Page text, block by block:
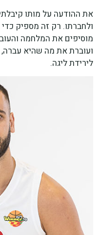
את ההודעה על מותו
ולחברתו. רק זה מספיק
מוסיפים את המלחמה
ועוברת את מה שהיא
לירידת ליגה.